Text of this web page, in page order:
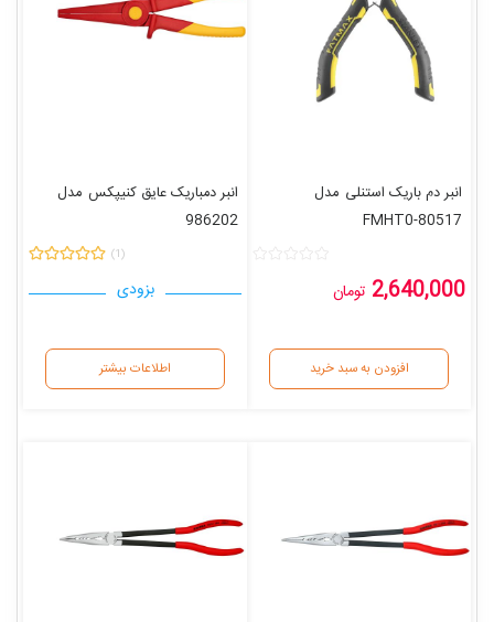
انبر دم باریک استنلی مدل
FMHT0-80517
2,640,000 تومان
افزودن به سبد خرید
انبر دمباریک عایق کنیپکس مدل
986202
(1)
بزودی
اطلاعات بیشتر